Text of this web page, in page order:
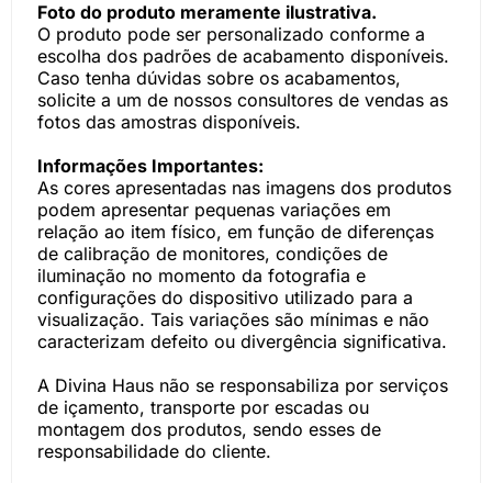
Foto do produto meramente ilustrativa.
O produto pode ser personalizado conforme a
escolha dos padrões de acabamento disponíveis.
Caso tenha dúvidas sobre os acabamentos,
solicite a um de nossos consultores de vendas as
fotos das amostras disponíveis.
Informações Importantes:
As cores apresentadas nas imagens dos produtos
podem apresentar pequenas variações em
relação ao item físico, em função de diferenças
de calibração de monitores, condições de
iluminação no momento da fotografia e
configurações do dispositivo utilizado para a
visualização. Tais variações são mínimas e não
caracterizam defeito ou divergência significativa.
A Divina Haus não se responsabiliza por serviços
de içamento, transporte por escadas ou
montagem dos produtos, sendo esses de
responsabilidade do cliente.